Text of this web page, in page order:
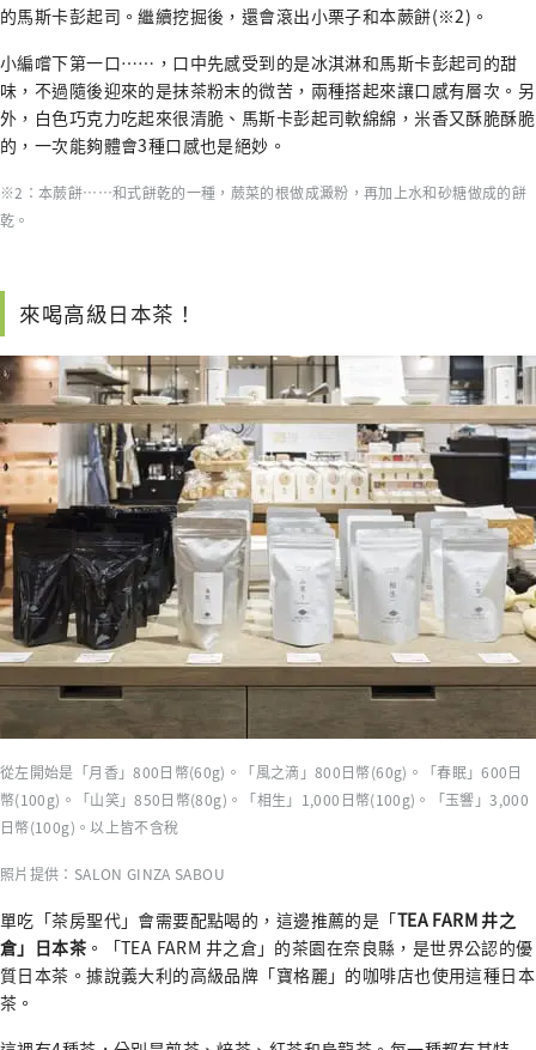
的馬斯卡彭起司。繼續挖掘後，還會滾出小栗子和本蕨餅(※2)。
小編嚐下第一口⋯⋯，口中先感受到的是冰淇淋和馬斯卡彭起司的甜
味，不過隨後迎來的是抹茶粉末的微苦，兩種搭起來讓口感有層次。另
外，白色巧克力吃起來很清脆、馬斯卡彭起司軟綿綿，米香又酥脆酥脆
的，一次能夠體會3種口感也是絕妙。
※2：本蕨餅……和式餅乾的一種，蕨菜的根做成澱粉，再加上水和砂糖做成的餅
乾。
來喝高級日本茶！
從左開始是「月香」800日幣(60g)。「風之滴」800日幣(60g)。「春眠」600日
幣(100g)。「山笑」850日幣(80g)。「相生」1,000日幣(100g)。「玉響」3,000
日幣(100g)。以上皆不含稅
照片提供：SALON GINZA SABOU
單吃「茶房聖代」會需要配點喝的，這邊推薦的是「TEA FARM 井之
倉」 日本茶 。「TEA FARM 井之倉」的茶園在奈良縣，是世界公認的優
質日本茶。據說義大利的高級品牌「寶格麗」的咖啡店也使用這種日本
茶。